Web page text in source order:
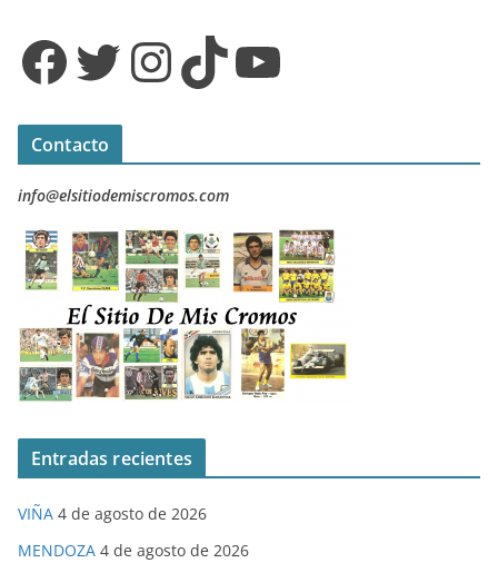
Facebook Twitter InstagramTikTok YouTube
Contacto
info@elsitiodemiscromos.com
Entradas recientes
VIÑA 4 de agosto de 2026
MENDOZA 4 de agosto de 2026